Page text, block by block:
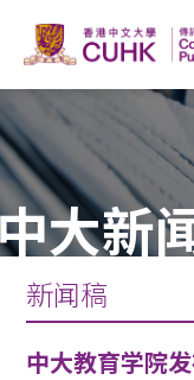
大新
新闻稿
中大教育学院